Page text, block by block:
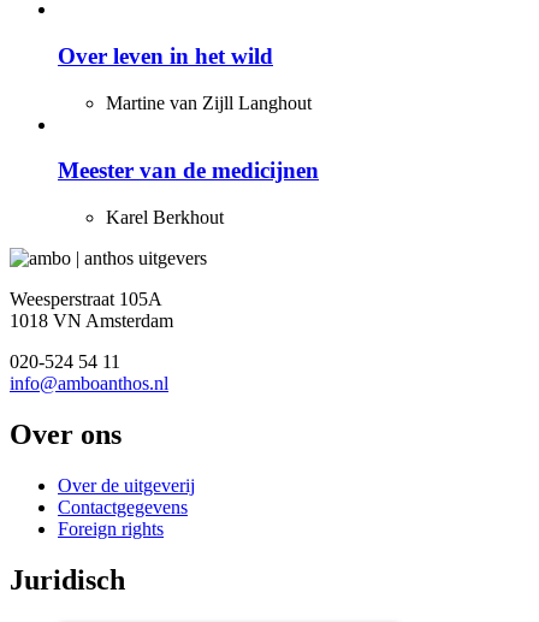
Over leven in het wild
Martine van Zijll Langhout
Meester van de medicijnen
Karel Berkhout
Weesperstraat 105A
1018 VN Amsterdam
020-524 54 11
info@amboanthos.nl
Over ons
Over de uitgeverij
Contactgegevens
Foreign rights
Juridisch